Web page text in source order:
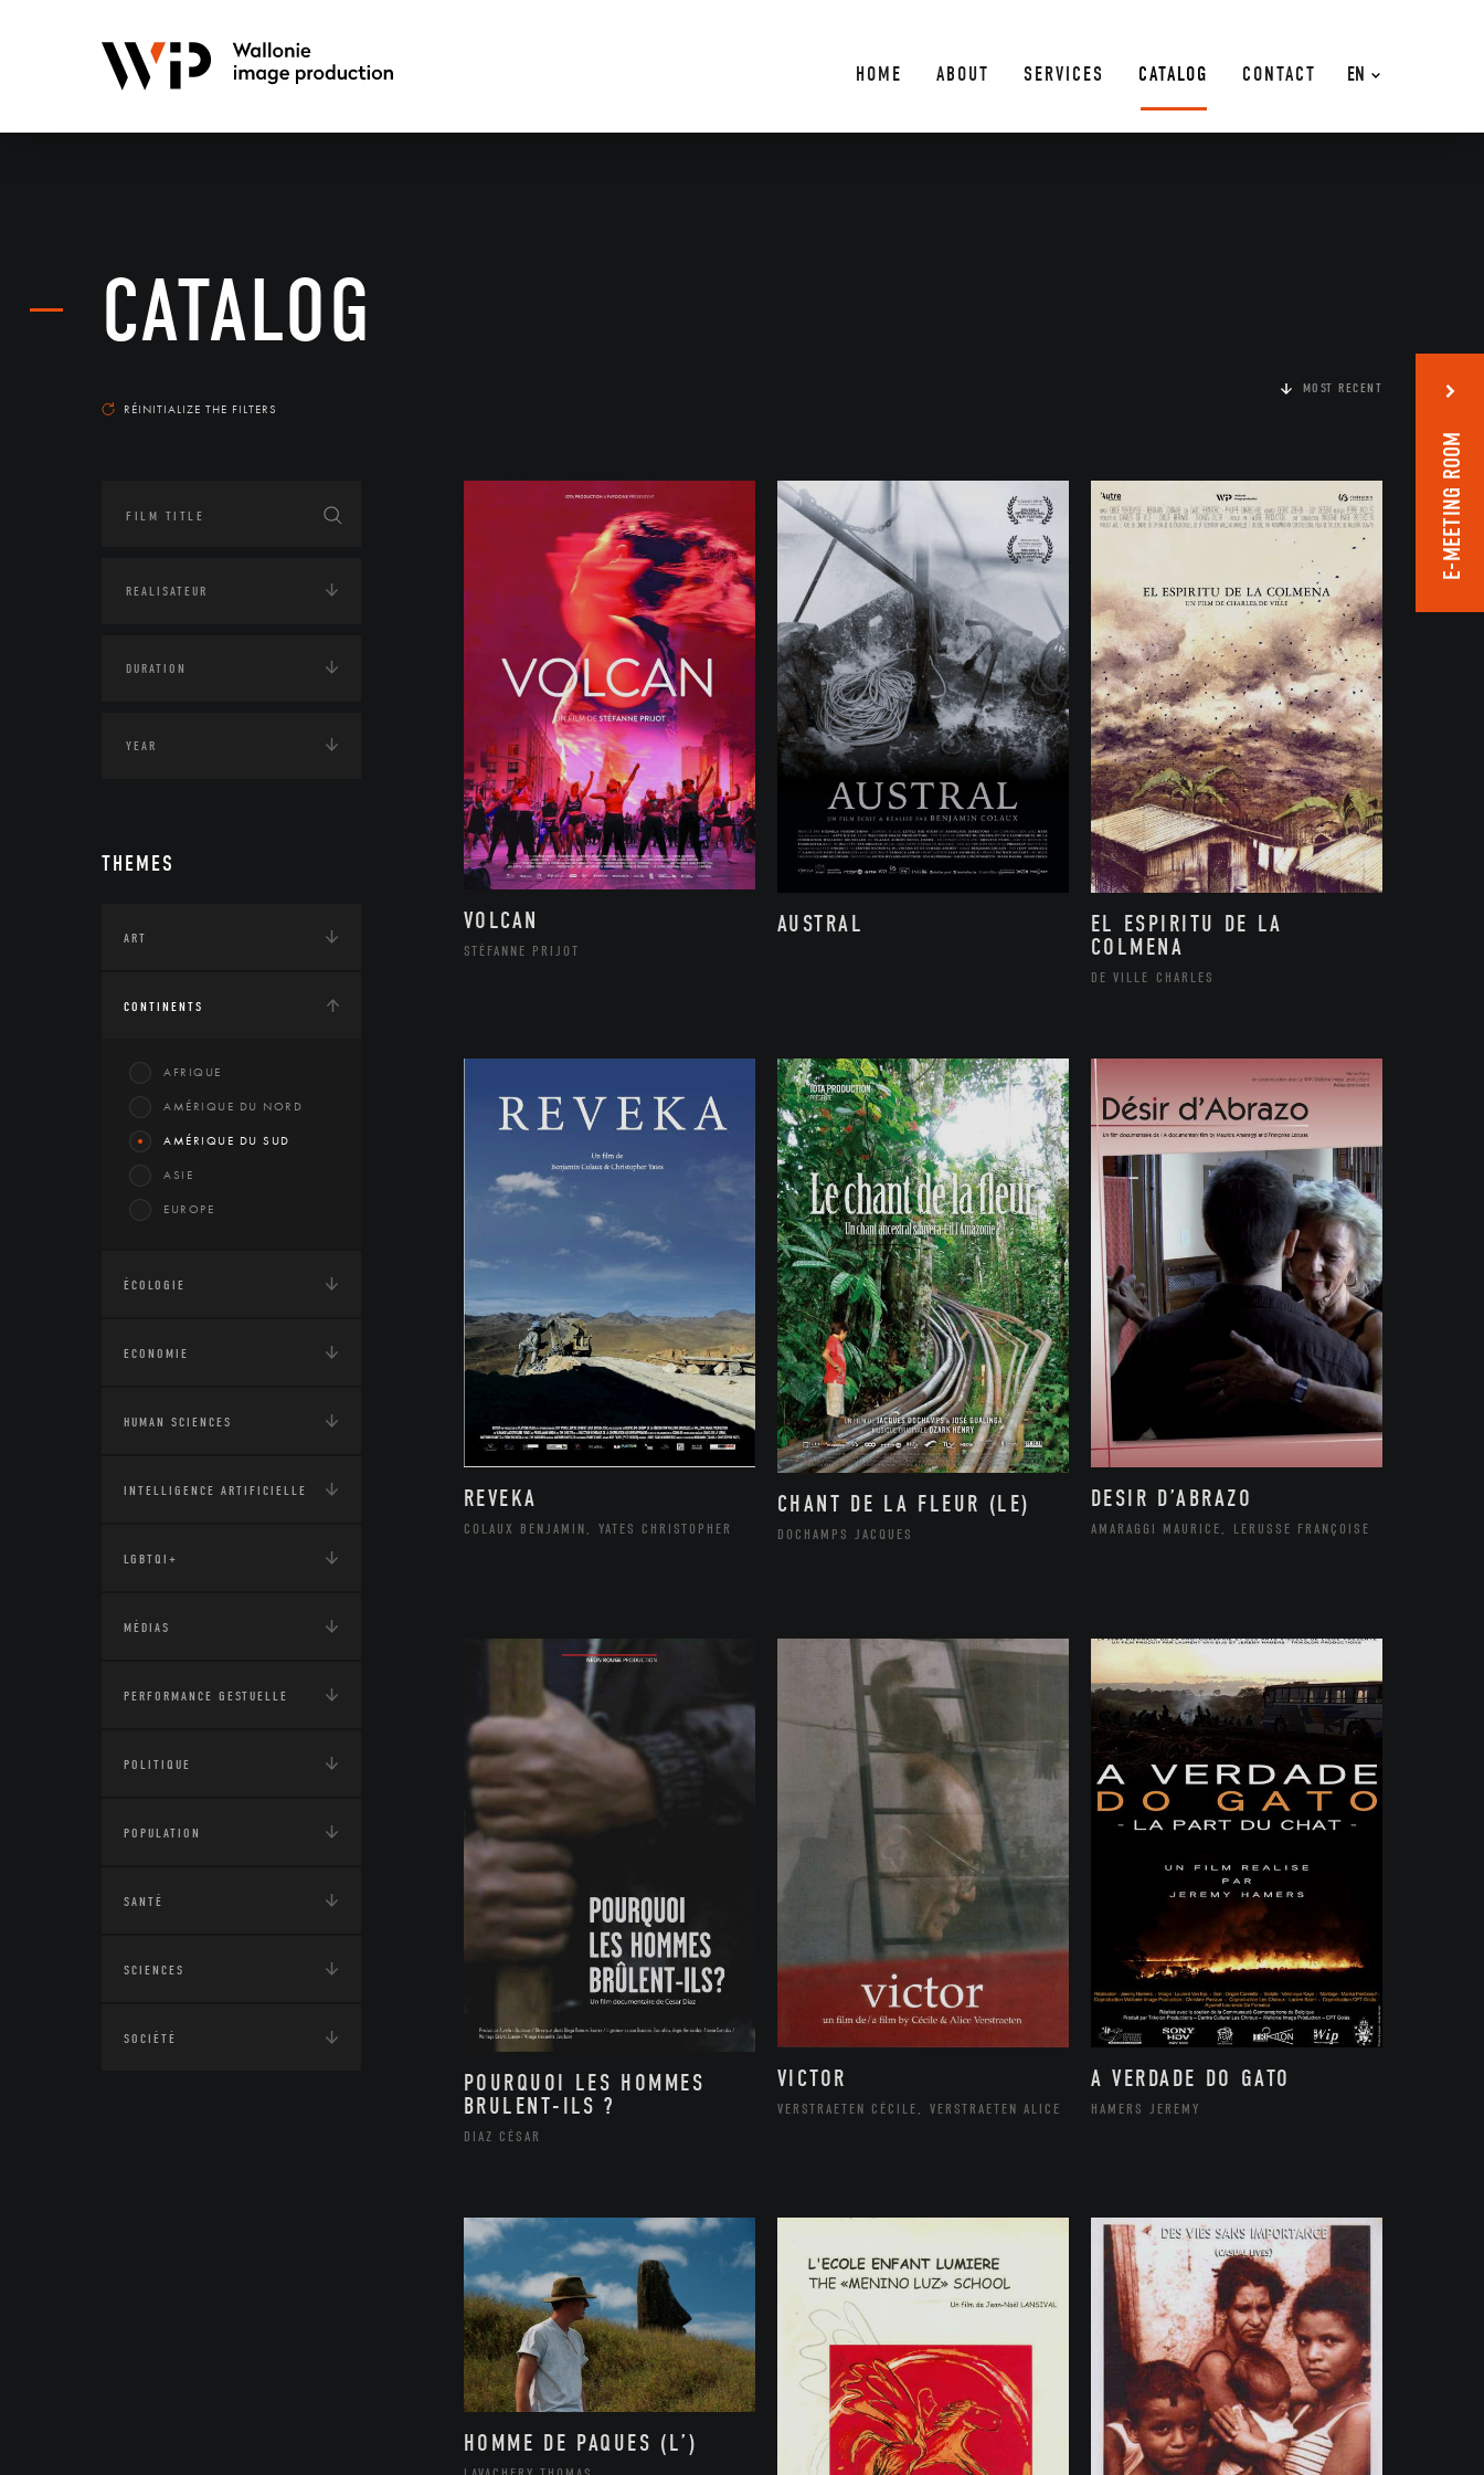
EN
HOME ABOUT SERVICES CATALOG CONTACT
CATALOG
RÉINITIALIZE THE FILTERS
THEMES
ART
CONTINENTS
AFRIQUE
AMÉRIQUE DU NORD
AMÉRIQUE DU SUD
ASIE
EUROPE
ÉCOLOGIE
ECONOMIE
HUMAN SCIENCES
INTELLIGENCE ARTIFICIELLE
LGBTQI+
MÉDIAS
PERFORMANCE GESTUELLE
POLITIQUE
POPULATION
SANTÉ
SCIENCES
SOCIÉTÉ
MOST RECENT
VOLCAN
STÉFANNE PRIJOT
AUSTRAL
EL ESPIRITU DE LA
COLMENA
DE VILLE CHARLES
REVEKA
COLAUX BENJAMIN, YATES CHRISTOPHER
CHANT DE LA FLEUR (LE)
DOCHAMPS JACQUES
DESIR D’ABRAZO
AMARAGGI MAURICE, LERUSSE FRANÇOISE
POURQUOI LES HOMMES
BRULENT-ILS ?
DIAZ CÉSAR
VICTOR
VERSTRAETEN CÉCILE, VERSTRAETEN ALICE
A VERDADE DO GATO
HAMERS JEREMY
HOMME DE PAQUES (L’)
E-MEETING ROOM